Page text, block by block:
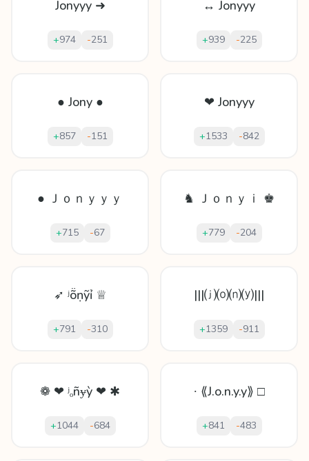
Jonyyy ➜
+974 -251
↔ Jonyyy
+939 -225
● Jony ●
+857 -151
❤ Jonyyy
+1533 -842
● Ｊｏｎｙｙｙ
+715 -67
♞ Ｊｏｎｙｉ ♚
+779 -204
➶ ʲṏṇỹỉ ♕
+791 -310
|||⒥⒪⒩⒴|||
+1359 -911
❁ ❤ ʲₒñɏỳ ❤ ✱
+1044 -684
∙ ⟪J.o.n.y.y⟫ □
+841 -483